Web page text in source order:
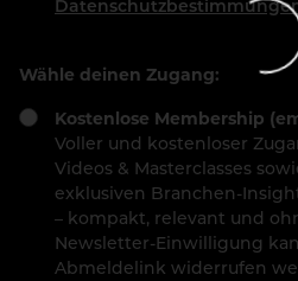
Wähle deinen Zugang:
Kostenlose Membership
Voller und kostenloser
Videos & Masterclasses
exklusiven Branchen-
– kompakt, relevant und
Newsletter-Einwilligung
Abmeldelink widerrufen